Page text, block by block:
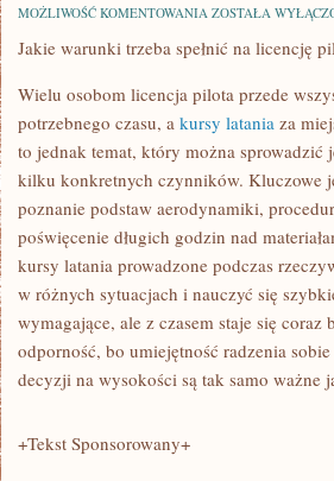
MOŻLIWOŚĆ KOMENTOWANIA JAK
PROCES
OTRZYMANIA
NA
PILOTOWANIE
SAMOLOTÓW
ZOSTAŁA
Jakie warunki trzeba spełnić na licencję
Wielu osobom licencja pilota przede
potrzebnego czasu, a kursy latania za
to jednak temat, który można
kilku konkretnych czynników. Kluczowe
poznanie podstaw aerodynamiki,
poświęcenie długich godzin nad
kursy latania prowadzone podczas
w różnych sytuacjach i nauczyć się
wymagające, ale z czasem staje się
odporność, bo umiejętność radzenia
decyzji na wysokości są tak samo ważne
+Tekst Sponsorowany+